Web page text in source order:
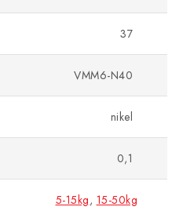
37
VMM6-N40
nikel
0,1
5-15kg, 15-50kg